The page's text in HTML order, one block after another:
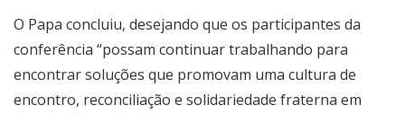
O Papa concluiu, desejando que os participantes da
conferência “possam continuar trabalhando para
encontrar soluções que promovam uma cultura de
encontro, reconciliação e solidariedade fraterna em